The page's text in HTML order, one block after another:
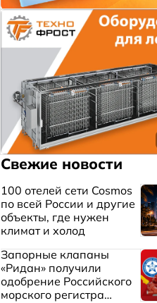
Свежие новости
100 отелей сети Cosmos
по всей России и другие
объекты, где нужен
климат и холод
Запорные клапаны
«Ридан» получили
одобрение Российского
морского регистра